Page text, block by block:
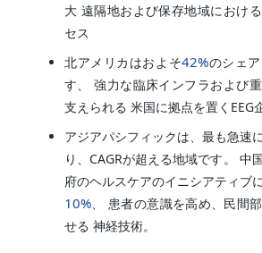
大 遠隔地および保存地域におけ
セス
北アメリカはおよそ42%のシェ
す、 強力な臨床インフラおよび
支えられる 米国に拠点を置くEEG
アジアパシフィックは、最も急速
り、CAGRが超える地域です。 中
府のヘルスケアのイニシアティブ
10% 、 患者の意識を高め、民間
せる 神経技術。